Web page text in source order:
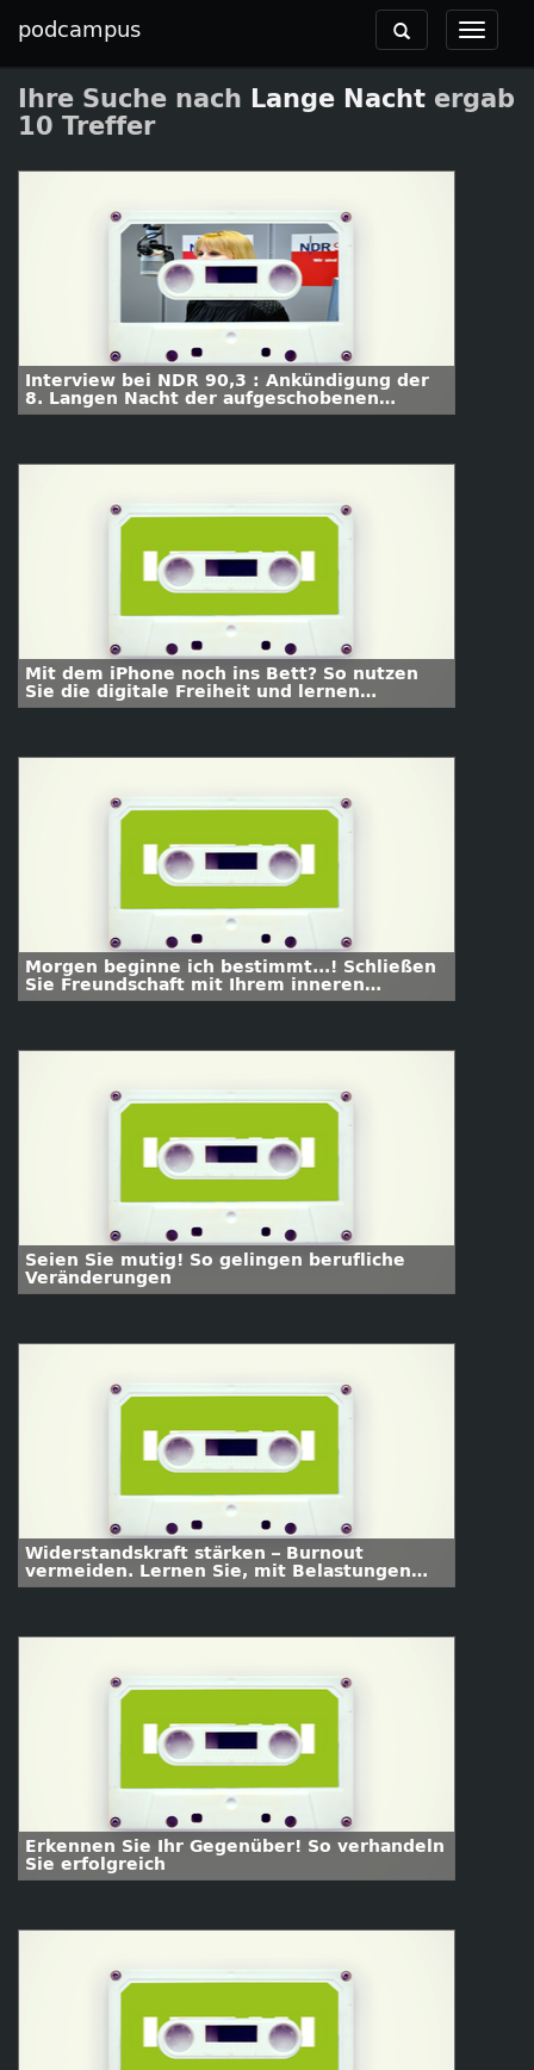
podcampus
Toggle
Toggle
navigation
Ihre Suche nach Lange Nacht ergab
10 Treffer
Interview bei NDR 90,3 : Ankündigung der
8. Langen Nacht der aufgeschobenen
Hausarbeiten
Mit dem iPhone noch ins Bett? So nutzen
Sie die digitale Freiheit und lernen
abzuschalten
Morgen beginne ich bestimmt...! Schließen
Sie Freundschaft mit Ihrem inneren
Schweinehund
Seien Sie mutig! So gelingen berufliche
Veränderungen
Widerstandskraft stärken – Burnout
vermeiden. Lernen Sie, mit Belastungen
gelassen umzugehen.
Erkennen Sie Ihr Gegenüber! So verhandeln
Sie erfolgreich